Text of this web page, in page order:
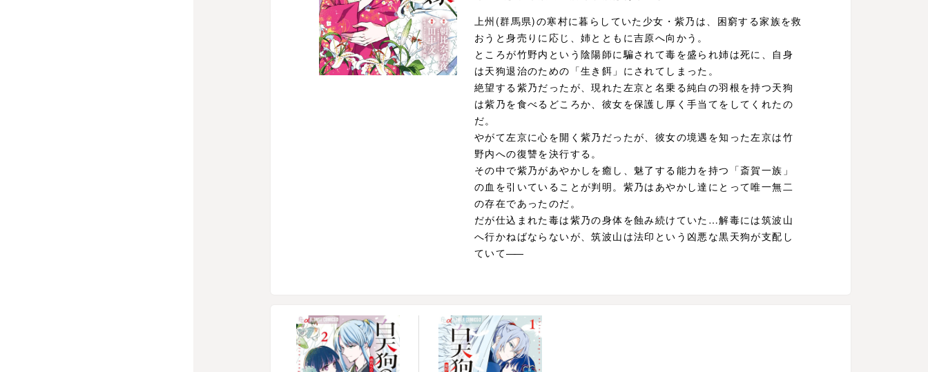
上州(群馬県)の寒村に暮らしていた少女・紫乃は、困窮する家族を救
おうと身売りに応じ、姉とともに吉原へ向かう。
ところが竹野内という陰陽師に騙されて毒を盛られ姉は死に、自身
は天狗退治のための「生き餌」にされてしまった。
絶望する紫乃だったが、現れた左京と名乗る純白の羽根を持つ天狗
は紫乃を食べるどころか、彼女を保護し厚く手当てをしてくれたの
だ。
やがて左京に心を開く紫乃だったが、彼女の境遇を知った左京は竹
野内への復讐を決行する。
その中で紫乃があやかしを癒し、魅了する能力を持つ「斎賀一族」
の血を引いていることが判明。紫乃はあやかし達にとって唯一無二
の存在であったのだ。
だが仕込まれた毒は紫乃の身体を蝕み続けていた…解毒には筑波山
へ行かねばならないが、筑波山は法印という凶悪な黒天狗が支配し
ていて――